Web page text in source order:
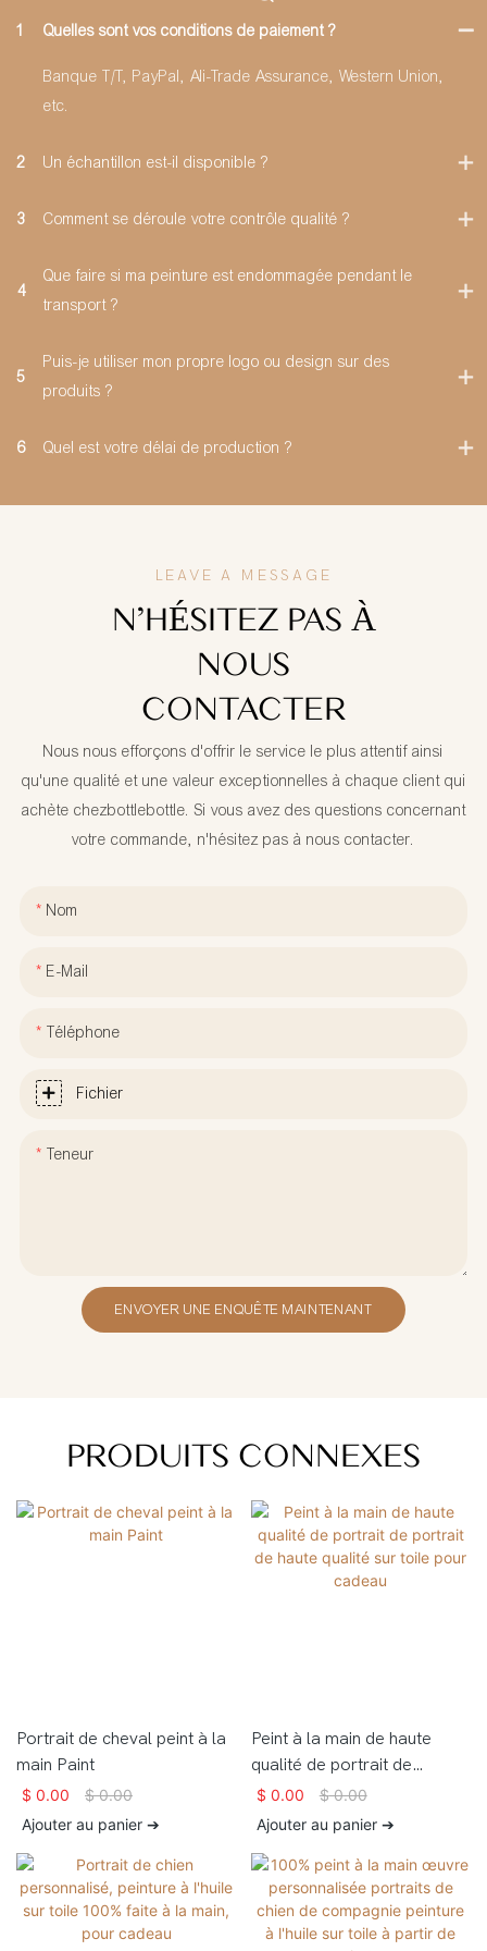
1 Quelles sont vos conditions de paiement ?
Banque T/T, PayPal, Ali-Trade Assurance, Western Union,
etc.
2 Un échantillon est-il disponible ?
3 Comment se déroule votre contrôle qualité ?
4
Que faire si ma peinture est endommagée pendant le
transport ?
5
Puis-je utiliser mon propre logo ou design sur des
produits ?
6 Quel est votre délai de production ?
LEAVE A MESSAGE
N'HÉSITEZ PAS À
NOUS
CONTACTER
Nous nous efforçons d'offrir le service le plus attentif ainsi
qu'une qualité et une valeur exceptionnelles à chaque client qui
achète chezbottlebottle. Si vous avez des questions concernant
votre commande, n'hésitez pas à nous contacter.
Nom
E-Mail
Téléphone
Fichier
Teneur
ENVOYER UNE ENQUÊTE MAINTENANT
PRODUITS CONNEXES
Portrait de cheval peint à la
main Paint
$ 0.00 $0.00
Ajouter au panier ➔
Peint à la main de haute
qualité de portrait de
portrait de haute qualité sur
toile pour cadeau
$ 0.00 $0.00
Ajouter au panier ➔